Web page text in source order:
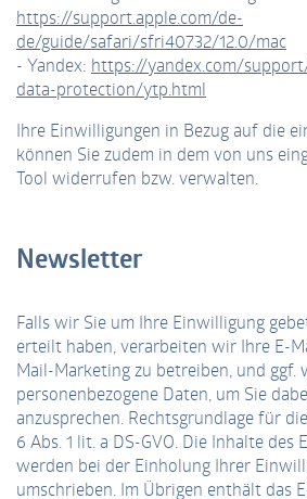
https://support.apple.com/de-
de/guide/safari/sfri40732/12.0/mac
- Yandex: https://yandex.com/
data-protection/ytp.html
Ihre Einwilligungen in Bezug auf die
können Sie zudem in dem von uns
Tool widerrufen bzw. verwalten.
Newsletter
Falls wir Sie um Ihre Einwilligung
erteilt haben, verarbeiten wir Ihre E-
Mail-Marketing zu betreiben, und ggf.
personenbezogene Daten, um Sie
anzusprechen. Rechtsgrundlage für
6 Abs. 1 lit. a DS-GVO. Die Inhalte des
werden bei der Einholung Ihrer
umschrieben. Im Übrigen enthält das